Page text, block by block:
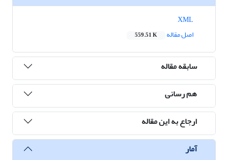
اصل مقاله
559.51 K
سابقه مقاله
هم رسانی
ارجاع به این مقاله
آمار